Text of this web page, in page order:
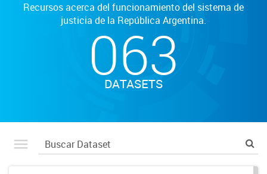
Recursos acerca del funcionamiento del sistema de
justicia de la República Argentina.
063
DATASETS